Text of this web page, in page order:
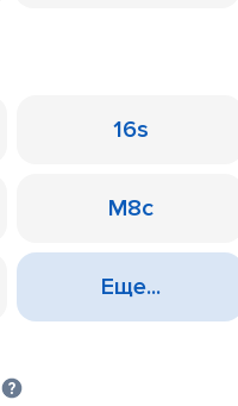
16s
M8c
Еще...